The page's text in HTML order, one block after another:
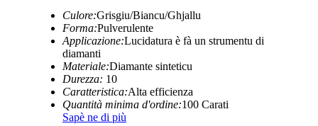
Culore:Grisgiu/Biancu/Ghjallu
Forma:Pulverulente
Applicazione:Lucidatura è fà un strumentu di
diamanti
Materiale:Diamante sinteticu
Durezza: 10
Caratteristica:Alta efficienza
Quantità minima d'ordine:100 Carati
Sapè ne di più